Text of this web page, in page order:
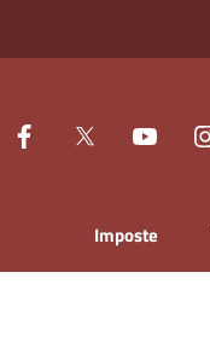
Imposte